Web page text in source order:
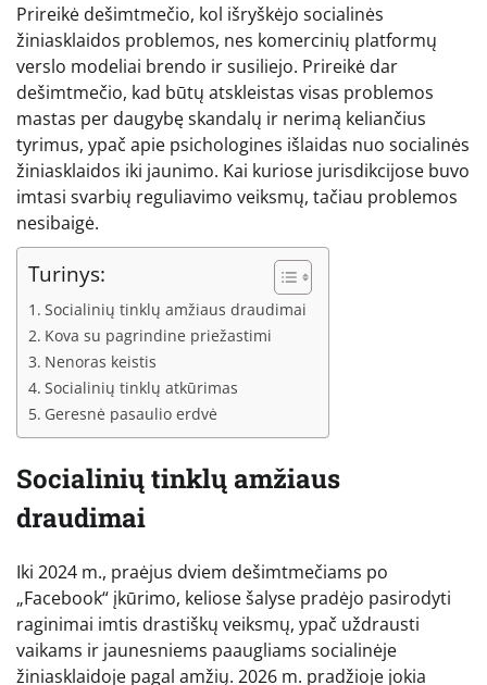
Prireikė dešimtmečio, kol išryškėjo socialinės
žiniasklaidos problemos, nes komercinių platformų
verslo modeliai brendo ir susiliejo. Prireikė dar
dešimtmečio, kad būtų atskleistas visas problemos
mastas per daugybę skandalų ir nerimą keliančius
tyrimus, ypač apie psichologines išlaidas nuo socialinės
žiniasklaidos iki jaunimo. Kai kuriose jurisdikcijose buvo
imtasi svarbių reguliavimo veiksmų, tačiau problemos
nesibaigė.
Turinys:
Socialinių tinklų amžiaus draudimai
Kova su pagrindine priežastimi
Nenoras keistis
Socialinių tinklų atkūrimas
Geresnė pasaulio erdvė
Socialinių tinklų amžiaus
draudimai
Iki 2024 m., praėjus dviem dešimtmečiams po
„Facebook“ įkūrimo, keliose šalyse pradėjo pasirodyti
raginimai imtis drastiškų veiksmų, ypač uždrausti
vaikams ir jaunesniems paaugliams socialinėje
žiniasklaidoje pagal amžių. 2026 m. pradžioje jokia